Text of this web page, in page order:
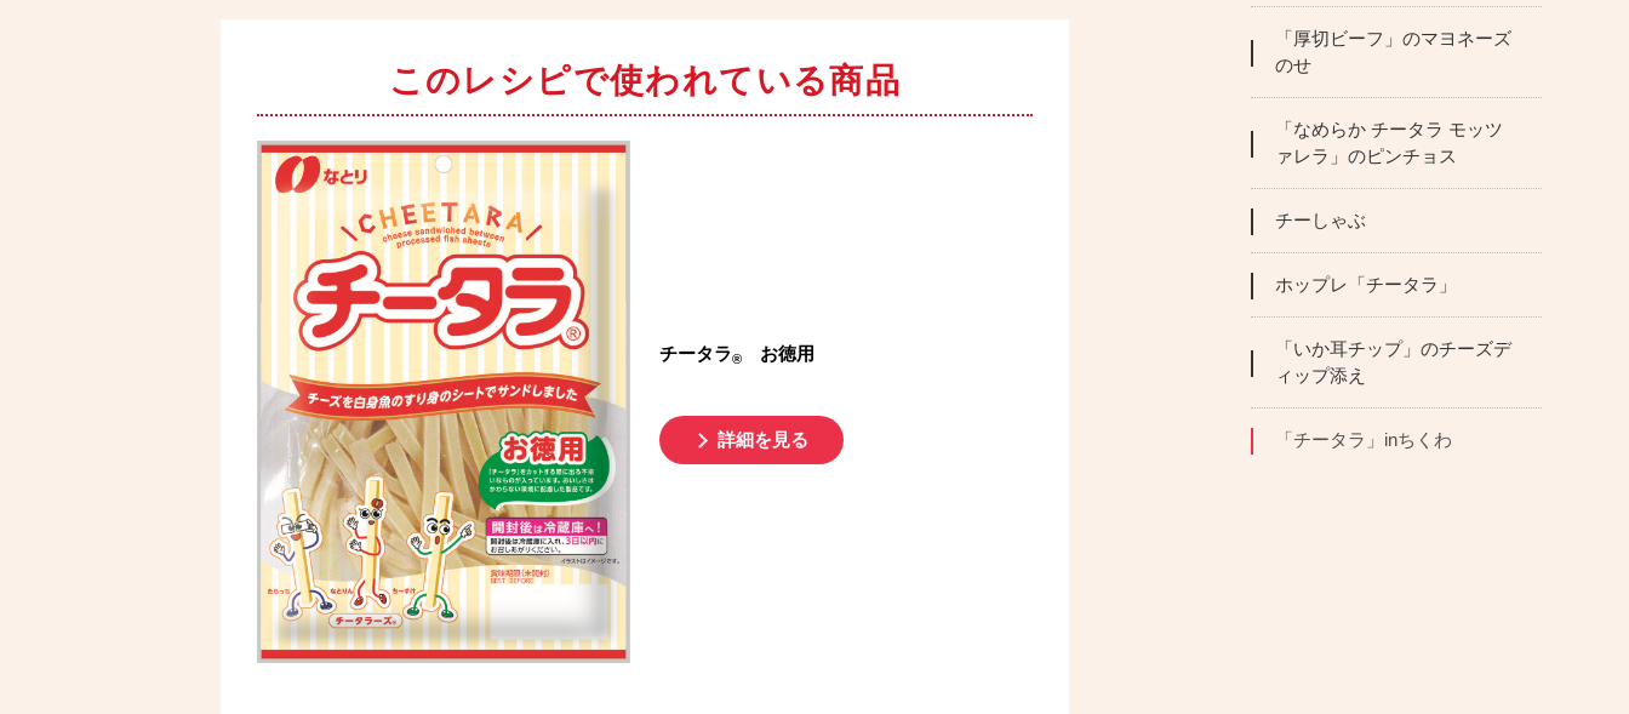
このレシピで使われている商品
チータラ®お徳用
詳細を見る
「厚切ビーフ」のマヨネーズ
のせ
「なめらか チータラ モッツ
ァレラ」のピンチョス
チーしゃぶ
ホップレ「チータラ」
「いか耳チップ」のチーズデ
ィップ添え
「チータラ」inちくわ